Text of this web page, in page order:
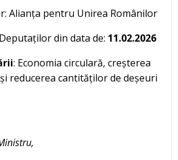
Alianța pentru Unirea Românilor
din data de: 11.02.2026
: Economia circulară, creșterea
reducerea cantităților de deșeuri